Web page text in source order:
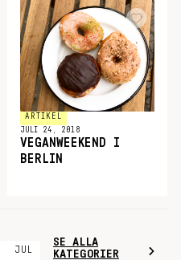
ARTIKEL
JULI 24, 2018
VEGANWEEKEND I
BERLIN
JUL
SE ALLA
KATEGORIER